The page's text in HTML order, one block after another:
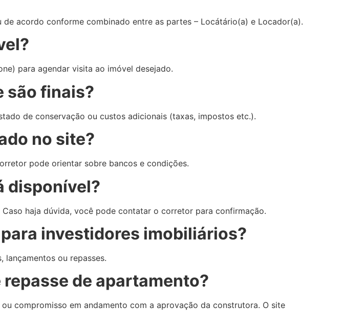
acordo conforme combinado entre as partes – Locátário(a) e Locador(a).
para agendar visita ao imóvel desejado.
são finais?
de conservação ou custos adicionais (taxas, impostos etc.).
no site?
pode orientar sobre bancos e condições.
disponível?
haja dúvida, você pode contatar o corretor para confirmação.
investidores imobiliários?
ou repasses.
de apartamento?
compromisso em andamento com a aprovação da construtora. O site